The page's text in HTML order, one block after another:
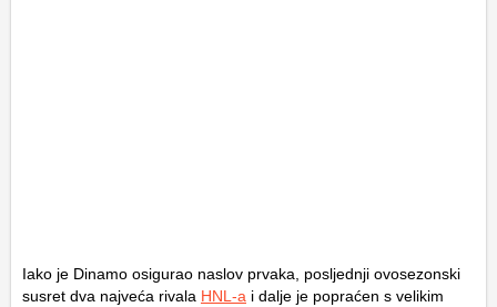
Iako je Dinamo osigurao naslov prvaka, posljednji ovosezonski
susret dva najveća rivala HNL-a i dalje je popraćen s velikim